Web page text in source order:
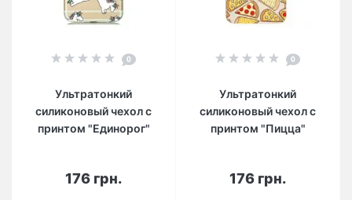
0
Ультратонкий
силиконовый чехол с
принтом "Единорог"
176 грн.
0
Ультратонкий
силиконовый чехол с
принтом "Пицца"
176 грн.